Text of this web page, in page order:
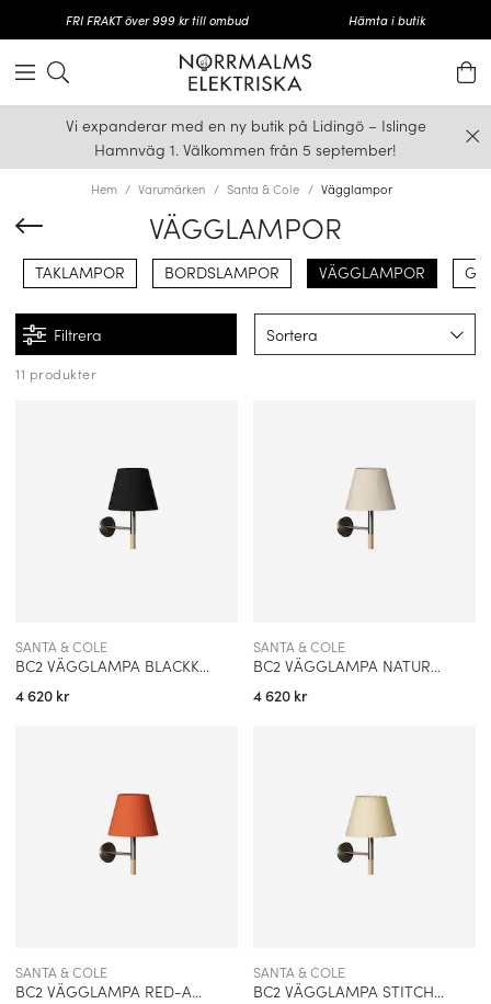
FRI FRAKT över 999 kr till ombud Hämta i butik
Vi expanderar med en ny butik på Lidingö – Islinge
Hamnväg 1. Välkommen från 5 september!
Hem Varumärken Santa & Cole Vägglampor
VÄGGLAMPOR
TAKLAMPOR BORDSLAMPOR VÄGGLAMPOR
Filtrera Sortera
11 produkter
SANTA & COLE
BC2 VÄGGLAMPA BLACKK RIBBON
4 620 kr
SANTA & COLE
BC2 VÄGGLAMPA NATURAL RIBBON
4 620 kr
SANTA & COLE
BC2 VÄGGLAMPA RED-AMBER RIBBON
SANTA & COLE
BC2 VÄGGLAMPA STITCHED BEIGE PARCHAMENT